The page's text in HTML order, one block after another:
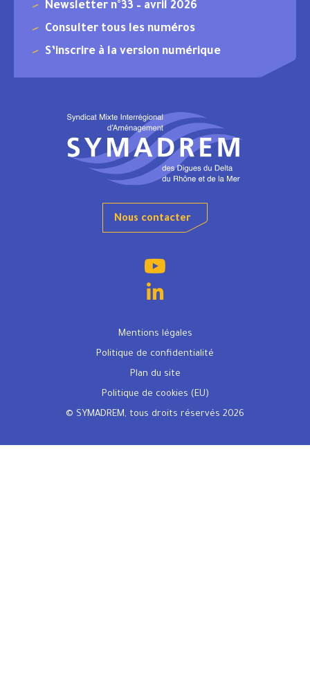
Newsletter n°33 – avril 2026
Consulter tous les numéros
S’inscrire à la version numérique
Nous contacter
Mentions légales
Politique de confidentialité
Plan du site
Politique de cookies (EU)
© SYMADREM, tous droits réservés 2026